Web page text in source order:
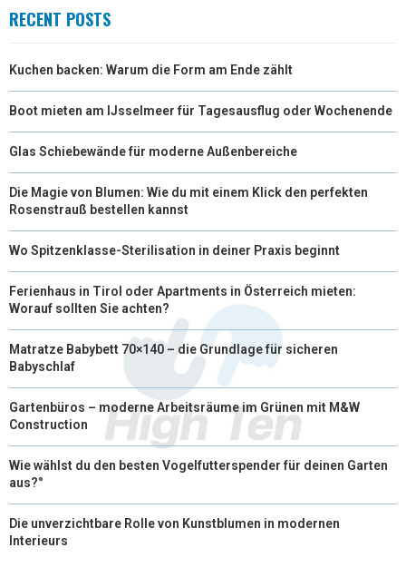
RECENT POSTS
Kuchen backen: Warum die Form am Ende zählt
Boot mieten am IJsselmeer für Tagesausflug oder Wochenende
Glas Schiebewände für moderne Außenbereiche
Die Magie von Blumen: Wie du mit einem Klick den perfekten
Rosenstrauß bestellen kannst
Wo Spitzenklasse-Sterilisation in deiner Praxis beginnt
Ferienhaus in Tirol oder Apartments in Österreich mieten:
Worauf sollten Sie achten?
Matratze Babybett 70×140 – die Grundlage für sicheren
Babyschlaf
Gartenbüros – moderne Arbeitsräume im Grünen mit M&W
Construction
Wie wählst du den besten Vogelfutterspender für deinen Garten
aus?°
Die unverzichtbare Rolle von Kunstblumen in modernen
Interieurs